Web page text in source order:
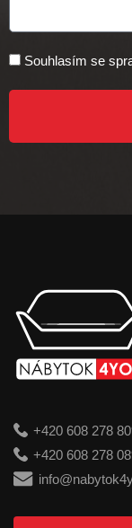
Souhlasím se
+420 608 278
+420 608 278